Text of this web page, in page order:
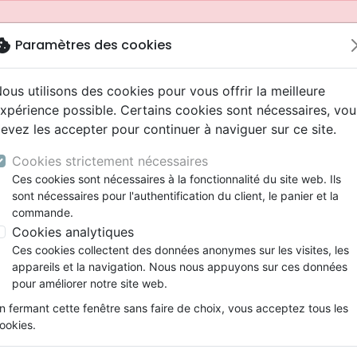
Nouveautés
Testaments
Etude biblique
Segond
Darby
Bandes dessinées
Souffrance, Relation d'aide
Ethique, société, politique
ans
Adolescents, jeunes
Latino, Folk
Soul
Rap, Hip-hop
Louange, Adoration
Pop, Rock
animés
conférences
Films, fiction
Jeux
Papeterie
depuis votre pays (United States).
en tout temps. Manuel participant - Études pour
Paramètres des cookies
utilisons des cookies pour vous offrir la meilleure
possible. Certains cookies sont nécessaires,
les accepter pour continuer à naviguer sur ce site.
Cookies strictement nécessaires
Ces cookies sont nécessaires à la fonctionnalité du site web. Ils
sont nécessaires pour l'authentification du client, le panier et la
commande.
Cookies analytiques
Ces cookies collectent des données anonymes sur les visites, les
appareils et la navigation. Nous nous appuyons sur ces données
pour améliorer notre site web.
fermant cette fenêtre sans faire de choix, vous acceptez tous les